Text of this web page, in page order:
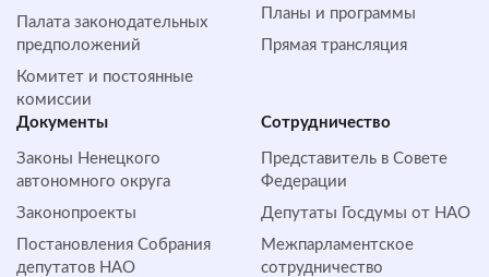
Палата законодательных
предположений
Комитет и постоянные
комиссии
Планы и программы
Прямая трансляция
Документы
Законы Ненецкого
автономного округа
Законопроекты
Постановления Собрания
депутатов НАО
Сотрудничество
Представитель в Совете
Федерации
Депутаты Госдумы от НАО
Межпарламентское
сотрудничество